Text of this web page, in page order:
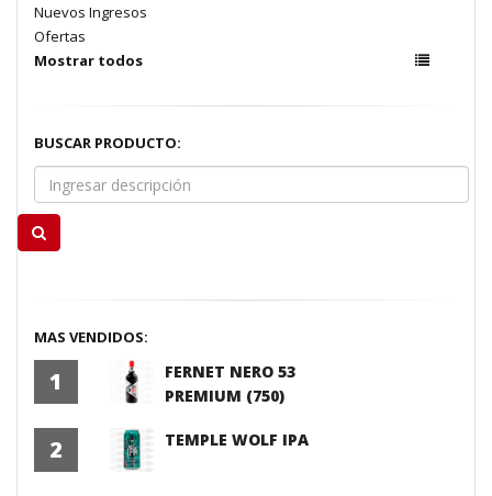
Nuevos Ingresos
Ofertas
Mostrar todos
BUSCAR PRODUCTO:
MAS VENDIDOS:
1
FERNET NERO 53
PREMIUM (750)
2 TEMPLE WOLF IPA